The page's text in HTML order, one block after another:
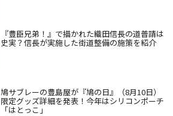
『豊臣兄弟！』で描かれた織田信長の道普請は
史実？信長が実施した街道整備の施策を紹介
鳩サブレーの豊島屋が『鳩の日』（8月10日）
限定グッズ詳細を発表！今年はシリコンポーチ
「はとっこ」